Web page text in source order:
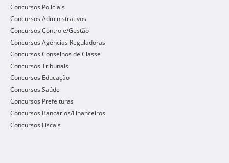
Concursos Policiais
Concursos Administrativos
Concursos Controle/Gestão
Concursos Agências Reguladoras
Concursos Conselhos de Classe
Concursos Tribunais
Concursos Educação
Concursos Saúde
Concursos Prefeituras
Concursos Bancários/Financeiros
Concursos Fiscais